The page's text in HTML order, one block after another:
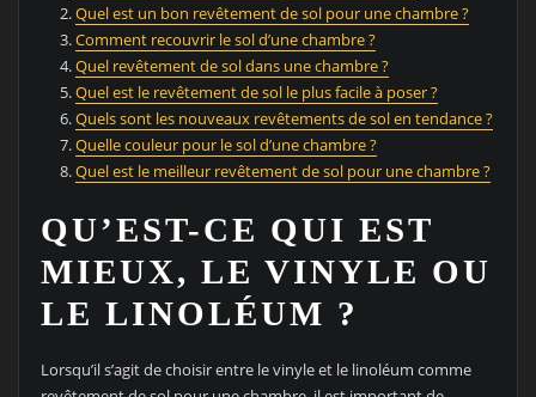
Quel est un bon revêtement de sol pour une chambre ?
Comment recouvrir le sol d’une chambre ?
Quel revêtement de sol dans une chambre ?
Quel est le revêtement de sol le plus facile à poser ?
Quels sont les nouveaux revêtements de sol en tendance ?
Quelle couleur pour le sol d’une chambre ?
Quel est le meilleur revêtement de sol pour une chambre ?
QU’EST-CE QUI EST
MIEUX, LE VINYLE OU
LE LINOLÉUM ?
Lorsqu’il s’agit de choisir entre le vinyle et le linoléum comme